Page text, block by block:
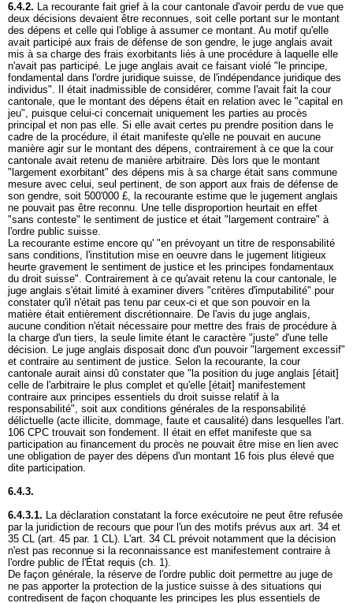
6.4.2. La recourante fait grief à la cour cantonale d'avoir perdu de vue que
deux décisions devaient être reconnues, soit celle portant sur le montant
des dépens et celle qui l'oblige à assumer ce montant. Au motif qu'elle
avait participé aux frais de défense de son gendre, le juge anglais avait
mis à sa charge des frais exorbitants liés à une procédure à laquelle elle
n'avait pas participé. Le juge anglais avait ce faisant violé "le principe,
fondamental dans l'ordre juridique suisse, de l'indépendance juridique des
individus". Il était inadmissible de considérer, comme l'avait fait la cour
cantonale, que le montant des dépens était en relation avec le "capital en
jeu", puisque celui-ci concernait uniquement les parties au procès
principal et non pas elle. Si elle avait certes pu prendre position dans le
cadre de la procédure, il était manifeste qu'elle ne pouvait en aucune
manière agir sur le montant des dépens, contrairement à ce que la cour
cantonale avait retenu de manière arbitraire. Dès lors que le montant
"largement exorbitant" des dépens mis à sa charge était sans commune
mesure avec celui, seul pertinent, de son apport aux frais de défense de
son gendre, soit 500'000 £, la recourante estime que le jugement anglais
ne pouvait pas être reconnu. Une telle disproportion heurtait en effet
"sans conteste" le sentiment de justice et était "largement contraire" à
l'ordre public suisse.
La recourante estime encore qu' "en prévoyant un titre de responsabilité
sans conditions, l'institution mise en oeuvre dans le jugement litigieux
heurte gravement le sentiment de justice et les principes fondamentaux
du droit suisse". Contrairement à ce qu'avait retenu la cour cantonale, le
juge anglais s'était limité à examiner divers "critères d'imputabilité" pour
constater qu'il n'était pas tenu par ceux-ci et que son pouvoir en la
matière était entièrement discrétionnaire. De l'avis du juge anglais,
aucune condition n'était nécessaire pour mettre des frais de procédure à
la charge d'un tiers, la seule limite étant le caractère "juste" d'une telle
décision. Le juge anglais disposait donc d'un pouvoir "largement excessif"
et contraire au sentiment de justice. Selon la recourante, la cour
cantonale aurait ainsi dû constater que "la position du juge anglais [était]
celle de l'arbitraire le plus complet et qu'elle [était] manifestement
contraire aux principes essentiels du droit suisse relatif à la
responsabilité", soit aux conditions générales de la responsabilité
délictuelle (acte illicite, dommage, faute et causalité) dans lesquelles l'art.
106 CPC trouvait son fondement. Il était en effet manifeste que sa
participation au financement du procès ne pouvait être mise en lien avec
une obligation de payer des dépens d'un montant 16 fois plus élevé que
dite participation.
6.4.3.
6.4.3.1. La déclaration constatant la force exécutoire ne peut être refusée
par la juridiction de recours que pour l'un des motifs prévus aux art. 34 et
35 CL (art. 45 par. 1 CL). L'art. 34 CL prévoit notamment que la décision
n'est pas reconnue si la reconnaissance est manifestement contraire à
l'ordre public de l'État requis (ch. 1).
De façon générale, la réserve de l'ordre public doit permettre au juge de
ne pas apporter la protection de la justice suisse à des situations qui
contredisent de façon choquante les principes les plus essentiels de